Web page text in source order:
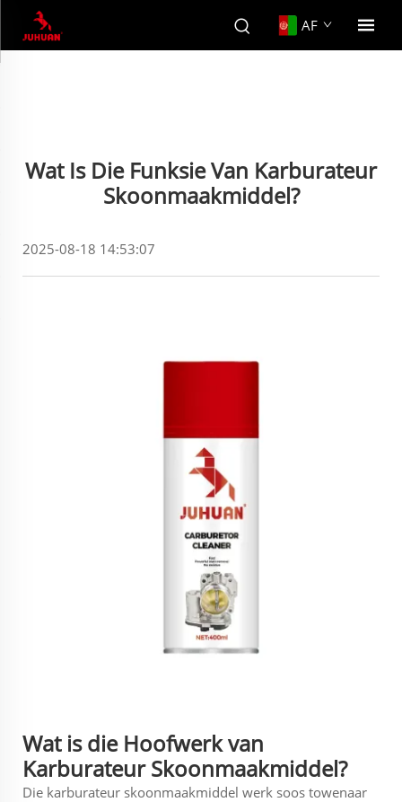
AF
Wat Is Die Funksie Van Karburateur
Skoonmaakmiddel?
2025-08-18 14:53:07
Wat is die Hoofwerk van
Karburateur Skoonmaakmiddel?
Die karburateur skoonmaakmiddel werk soos towenaar